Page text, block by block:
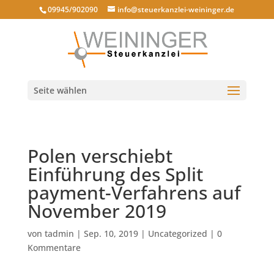
09945/902090 info@steuerkanzlei-weininger.de
Seite wählen
Polen verschiebt
Einführung des Split
payment-Verfahrens auf
November 2019
von tadmin | Sep. 10, 2019| Uncategorized | 0
Kommentare